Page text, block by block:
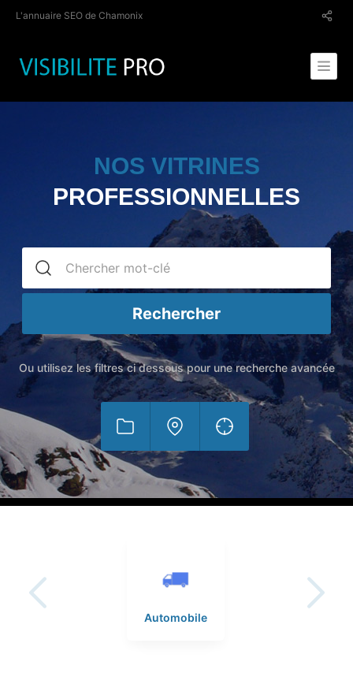
L'annuaire SEO de Chamonix
NOS VITRINES
PROFESSIONNELLES
Rechercher
Ou utilisez les filtres ci dessous pour une recherche avancée
Automobile